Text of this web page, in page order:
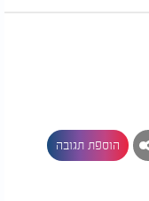
הוספת תגובה